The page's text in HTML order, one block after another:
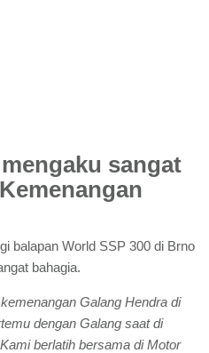
sangat
balapan World SSP 300 di Brno
bahagia.
Galang Hendra di
dengan Galang saat di
berlatih bersama di Motor